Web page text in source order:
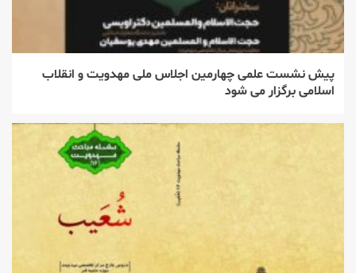
پیش نشست علمی چهارمین اجلاس ملی مهدویت و انقلاب
اسلامی برگزار می شود